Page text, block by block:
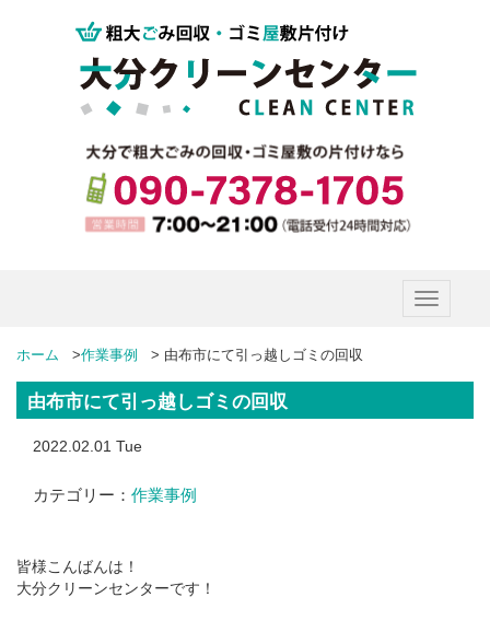
Toggle
ホーム >作業事例 > 由布市にて引っ越しゴミの回収
由布市にて引っ越しゴミの回収
2022.02.01 Tue
カテゴリー： 作業事例
皆様こんばんは！
大分クリーンセンターです！